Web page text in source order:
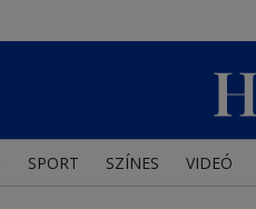
SPORT SZÍNES VIDEÓ